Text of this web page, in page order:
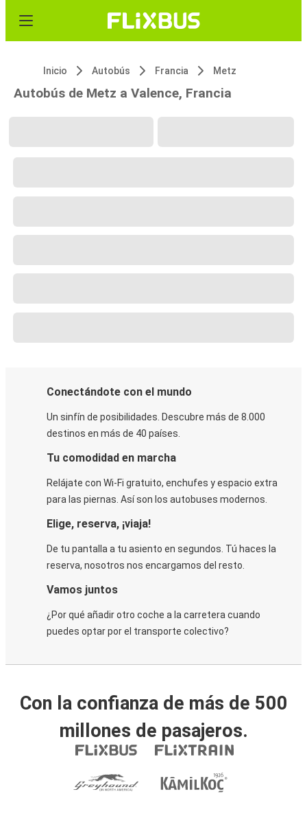
Inicio Autobús Francia Metz
Autobús de Metz a Valence, Francia
Conectándote con el mundo
Un sinfín de posibilidades. Descubre más de 8.000
destinos en más de 40 países.
Tu comodidad en marcha
Relájate con Wi-Fi gratuito, enchufes y espacio extra
para las piernas. Así son los autobuses modernos.
Elige, reserva, ¡viaja!
De tu pantalla a tu asiento en segundos. Tú haces la
reserva, nosotros nos encargamos del resto.
Vamos juntos
¿Por qué añadir otro coche a la carretera cuando
puedes optar por el transporte colectivo?
Con la confianza de más de 500
millones de pasajeros.